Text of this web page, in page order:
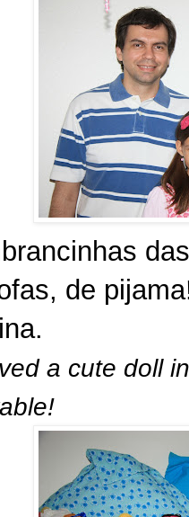
de
a cute doll